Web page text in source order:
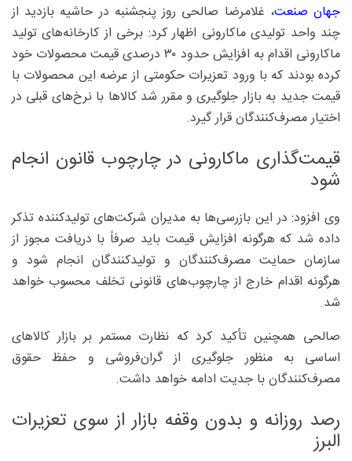
جهان صنعت، غلامرضا صالحی روز پنجشنبه در حاشیه بازدید از
چند واحد تولیدی ماکارونی اظهار کرد: برخی از کارخانه‌های تولید
ماکارونی اقدام به افزایش حدود ۳۰ درصدی قیمت محصولات خود
کرده بودند که با ورود تعزیرات حکومتی از عرضه این محصولات با
قیمت جدید به بازار جلوگیری و مقرر شد کالاها با نرخ‌های قبلی در
اختیار مصرف‌کنندگان قرار گیرد.
قیمت‌گذاری ماکارونی در چارچوب قانون انجام
شود
وی افزود: در این بازرسی‌ها به مدیران شرکت‌های تولیدکننده تذکر
داده شد که هرگونه افزایش قیمت باید صرفاً با دریافت مجوز از
سازمان حمایت مصرف‌کنندگان و تولیدکنندگان انجام شود و
هرگونه اقدام خارج از چارچوب‌های قانونی تخلف محسوب خواهد
شد.
صالحی همچنین تأکید کرد که نظارت مستمر بر بازار کالاهای
اساسی به منظور جلوگیری از گران‌فروشی و حفظ حقوق
مصرف‌کنندگان با جدیت ادامه خواهد داشت.
رصد روزانه و بدون وقفه بازار از سوی تعزیرات
البرز